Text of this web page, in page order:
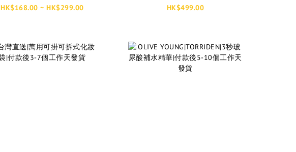
HK$168.00 ~ HK$299.00
HK$499.00